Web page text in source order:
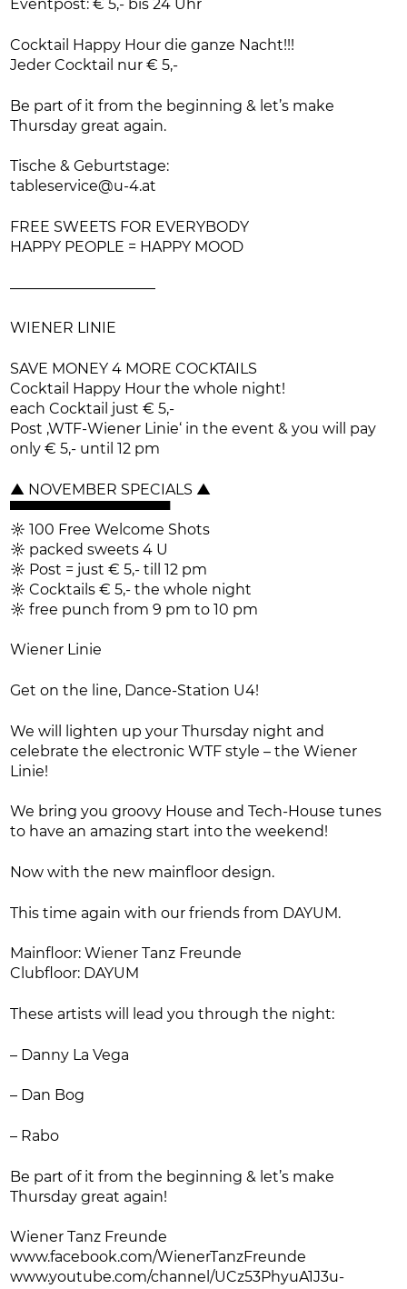
Eventpost: € 5,- bis 24 Uhr
Cocktail Happy Hour die ganze Nacht!!!
Jeder Cocktail nur € 5,-
Be part of it from the beginning & let’s make
Thursday great again.
Tische & Geburtstage:
tableservice@u-4.at
FREE SWEETS FOR EVERYBODY
HAPPY PEOPLE = HAPPY MOOD
——————————
WIENER LINIE
SAVE MONEY 4 MORE COCKTAILS
Cocktail Happy Hour the whole night!
each Cocktail just € 5,-
Post ‚WTF-Wiener Linie‘ in the event & you will pay
only € 5,- until 12 pm
▲ NOVEMBER SPECIALS ▲
▀▀▀▀▀▀▀▀▀▀▀▀▀▀▀▀
☼ 100 Free Welcome Shots
☼ packed sweets 4 U
☼ Post = just € 5,- till 12 pm
☼ Cocktails € 5,- the whole night
☼ free punch from 9 pm to 10 pm
Wiener Linie
Get on the line, Dance-Station U4!
We will lighten up your Thursday night and
celebrate the electronic WTF style – the Wiener
Linie!
We bring you groovy House and Tech-House tunes
to have an amazing start into the weekend!
Now with the new mainfloor design.
This time again with our friends from DAYUM.
Mainfloor: Wiener Tanz Freunde
Clubfloor: DAYUM
These artists will lead you through the night:
– Danny La Vega
– Dan Bog
– Rabo
Be part of it from the beginning & let’s make
Thursday great again!
Wiener Tanz Freunde
www.facebook.com/WienerTanzFreunde
www.youtube.com/channel/UCz53PhyuA1J3u-